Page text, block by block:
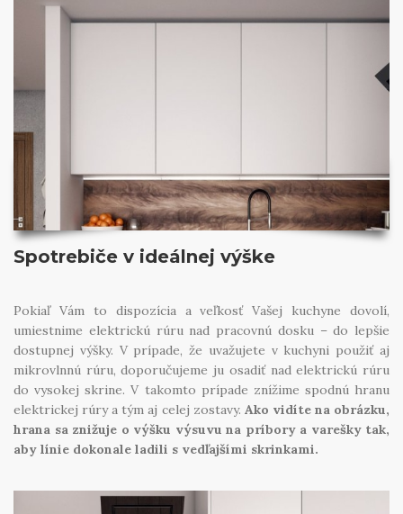
Spotrebiče v ideálnej výške
Pokiaľ Vám to dispozícia a veľkosť Vašej kuchyne dovolí,
umiestnime elektrickú rúru nad pracovnú dosku – do lepšie
dostupnej výšky. V prípade, že uvažujete v kuchyni použiť aj
mikrovlnnú rúru, doporučujeme ju osadiť nad elektrickú rúru
do vysokej skrine. V takomto prípade znížime spodnú hranu
elektrickej rúry a tým aj celej zostavy. Ako vidíte na obrázku,
hrana sa znižuje o výšku výsuvu na príbory a varešky tak,
aby línie dokonale ladili s vedľajšími skrinkami.